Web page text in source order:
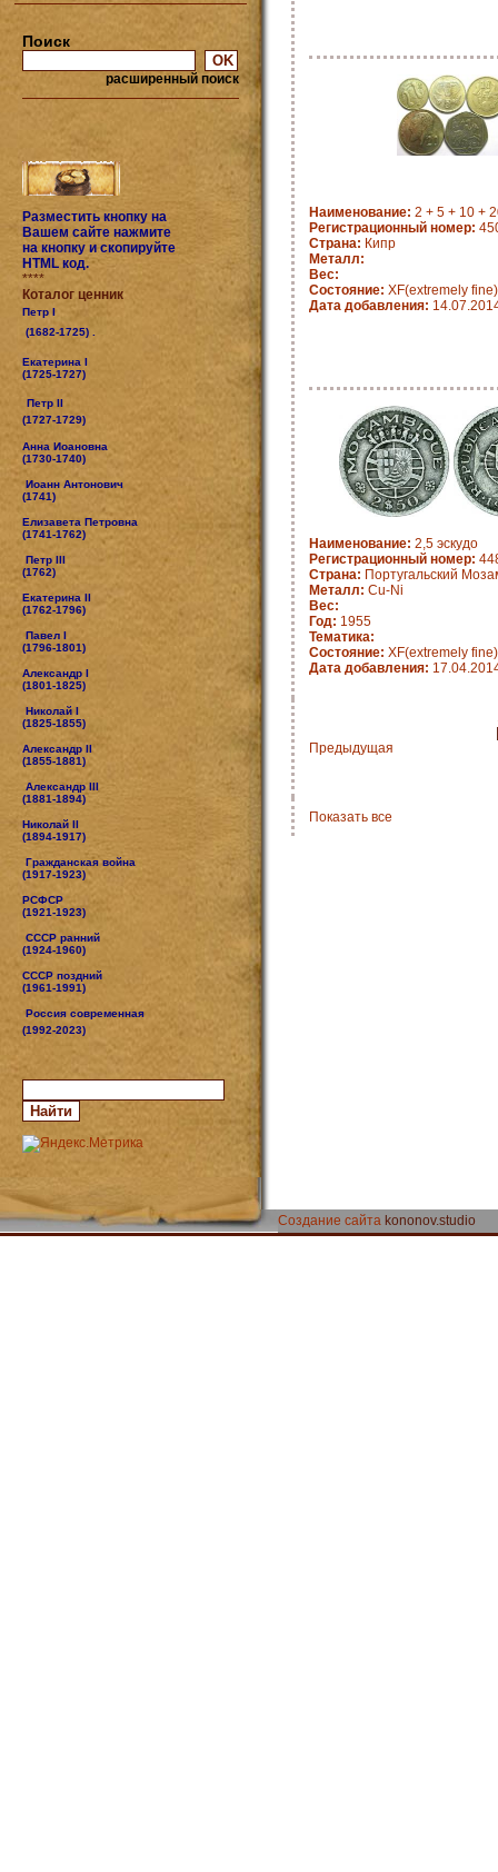
Поиск
расширенный поиск
Разместить кнопку на
Вашем сайте нажмите
на кнопку и скопируйте
HTML код.
****
Коталог ценник
Петр I
(1682-1725) .
Екатерина I
(1725-1727)
Петр II
(1727-1729)
Анна Иоановна
(1730-1740)
Иоанн Антонович
(1741)
Елизавета Петровна
(1741-1762)
Петр III
(1762)
Екатерина II
(1762-1796)
Павел I
(1796-1801)
Александр I
(1801-1825)
Николай I
(1825-1855)
Александр II
(1855-1881)
Александр III
(1881-1894)
Николай II
(1894-1917)
Гражданская война
(1917-1923)
РСФСР
(1921-1923)
СССР ранний
(1924-1960)
СССР поздний
(1961-1991)
Россия современная
(1992-2023)
Наименование: 2 + 5 + 10 +
Регистрационный номер:
Страна: Кипр
Металл:
Вес:
Состояние: XF(extremely fine)
Дата добавления:
Наименование: 2,5 эскудо
Регистрационный номер:
Страна: Португальский
Металл: Cu-Ni
Вес:
Год: 1955
Тематика:
Состояние: XF(extremely fine)
Дата добавления:
Предыдущая
Показать все
Создание сайта kononov.studio